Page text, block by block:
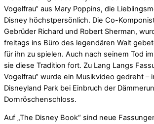
Vogelfrau“ aus Mary Poppins, die
Disney höchstpersönlich. Die Co-
Gebrüder Richard und Robert Sherman,
freitags ins Büro des legendären Walt
für ihn zu spielen. Auch nach seinem Tod
sie diese Tradition fort. Zu Lang Langs
Vogelfrau“ wurde ein Musikvideo gedreht –
Disneyland Park bei Einbruch der
Dornröschenschloss.
Auf „The Disney Book“ sind neue